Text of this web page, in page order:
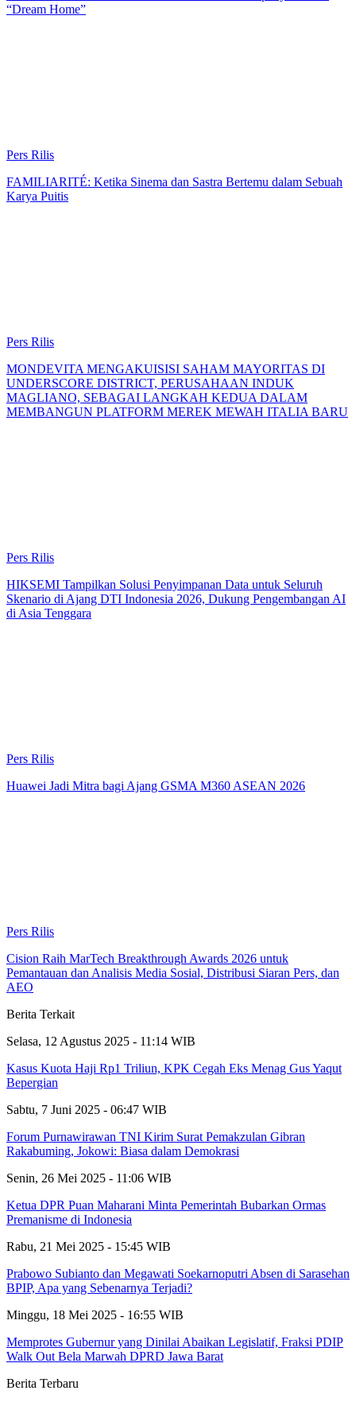
“Dream Home”
Pers Rilis
FAMILIARITÉ: Ketika Sinema dan Sastra Bertemu dalam Sebuah
Karya Puitis
Pers Rilis
MONDEVITA MENGAKUISISI SAHAM MAYORITAS DI
UNDERSCORE DISTRICT, PERUSAHAAN INDUK
MAGLIANO, SEBAGAI LANGKAH KEDUA DALAM
MEMBANGUN PLATFORM MEREK MEWAH ITALIA BARU
Pers Rilis
HIKSEMI Tampilkan Solusi Penyimpanan Data untuk Seluruh
Skenario di Ajang DTI Indonesia 2026, Dukung Pengembangan AI
di Asia Tenggara
Pers Rilis
Huawei Jadi Mitra bagi Ajang GSMA M360 ASEAN 2026
Pers Rilis
Cision Raih MarTech Breakthrough Awards 2026 untuk
Pemantauan dan Analisis Media Sosial, Distribusi Siaran Pers, dan
AEO
Berita Terkait
Selasa, 12 Agustus 2025 - 11:14 WIB
Kasus Kuota Haji Rp1 Triliun, KPK Cegah Eks Menag Gus Yaqut
Bepergian
Sabtu, 7 Juni 2025 - 06:47 WIB
Forum Purnawirawan TNI Kirim Surat Pemakzulan Gibran
Rakabuming, Jokowi: Biasa dalam Demokrasi
Senin, 26 Mei 2025 - 11:06 WIB
Ketua DPR Puan Maharani Minta Pemerintah Bubarkan Ormas
Premanisme di Indonesia
Rabu, 21 Mei 2025 - 15:45 WIB
Prabowo Subianto dan Megawati Soekarnoputri Absen di Sarasehan
BPIP, Apa yang Sebenarnya Terjadi?
Minggu, 18 Mei 2025 - 16:55 WIB
Memprotes Gubernur yang Dinilai Abaikan Legislatif, Fraksi PDIP
Walk Out Bela Marwah DPRD Jawa Barat
Berita Terbaru